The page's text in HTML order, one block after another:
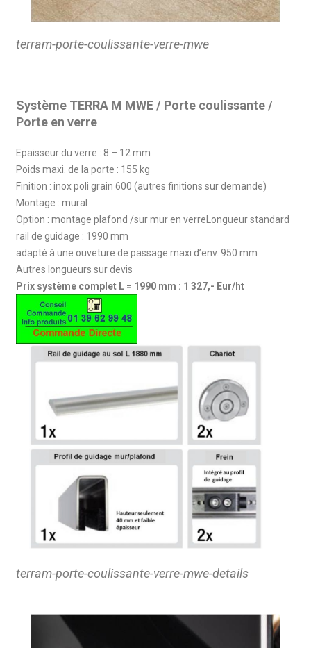
terram-porte-coulissante-verre-mwe
Système TERRA M MWE / Porte coulissante /
Porte en verre
Epaisseur du verre : 8 – 12 mm
Poids maxi. de la porte : 155 kg
Finition : inox poli grain 600 (autres finitions sur demande)
Montage : mural
Option : montage plafond /sur mur en verreLongueur standard
rail de guidage : 1990 mm
adapté à une ouveture de passage maxi d’env. 950 mm
Autres longueurs sur devis
Prix système complet L = 1990 mm : 1 327,- Eur/ht
terram-porte-coulissante-verre-mwe-details